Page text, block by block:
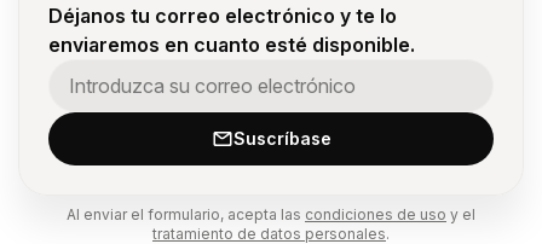
Déjanos tu correo electrónico y te lo
enviaremos en cuanto esté disponible.
Suscríbase
Al enviar el formulario, acepta las condiciones de uso y el
tratamiento de datos personales.